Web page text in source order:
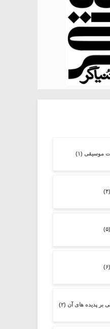
موسیقی (۱)
بر پدیده های آن (۲)